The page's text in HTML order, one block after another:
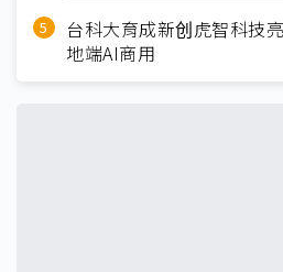
台科大育成新创虎智科技
地端AI商用